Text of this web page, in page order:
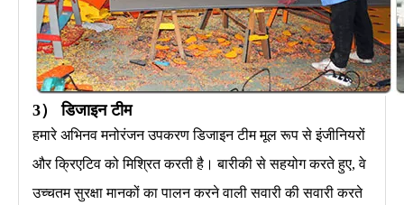
3） डिजाइन टीम
हमारे अभिनव मनोरंजन उपकरण डिजाइन टीम मूल रूप से इंजीनियरों
और क्रिएटिव को मिश्रित करती है। बारीकी से सहयोग करते हुए, वे
उच्चतम सुरक्षा मानकों का पालन करने वाली सवारी की सवारी करते